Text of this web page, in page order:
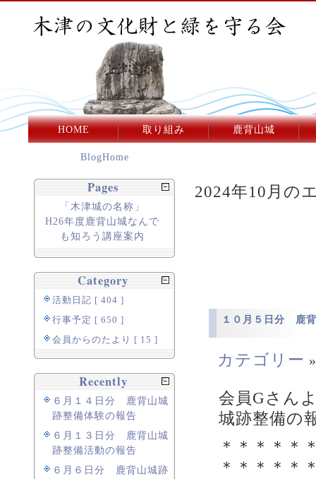
HOME 取り組み 鹿背山城
2024年10月の
１０月５日分 鹿
カテゴリー
会員Gさん
城跡整備の
＊＊＊＊＊
＊＊＊＊＊
BlogHome
Pages
「木津城の名称」
H26年度鹿背山城なんで
も知ろう講座案内
Category
活動日記 [ 404 ]
行事予定 [ 650 ]
会員からのたより [ 15 ]
Recently
６月１４日分 鹿背山城
跡整備体験の報告
６月１３日分 鹿背山城
跡整備活動の報告
６月６日分 鹿背山城跡